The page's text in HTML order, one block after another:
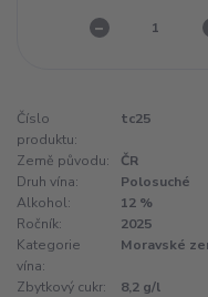
Číslo
produktu:
tc25
Země původu:
ČR
Druh vína:
Polosuché
Alkohol:
12 %
Ročník:
2025
Kategorie
vína:
Moravské
Zbytkový cukr:
8,2 g/l